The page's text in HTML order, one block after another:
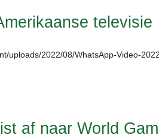
televisie
uploads/2022/08/WhatsApp-Video-
af naar World